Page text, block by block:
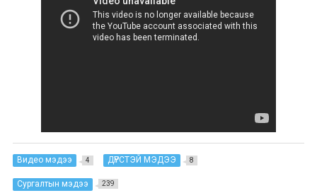
Видео мэдээ 4 ДҮРСТЭЙ МЭДЭЭ 8
Сургалтын мэдээ 239